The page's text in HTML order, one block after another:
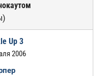
Up 3
2006